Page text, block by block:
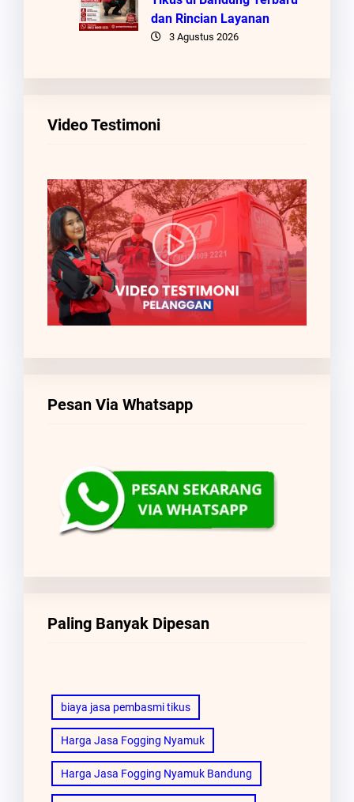
dan Rincian Layanan
3 Agustus 2026
Video Testimoni
Pesan Via Whatsapp
Paling Banyak Dipesan
biaya jasa pembasmi tikus
Harga Jasa Fogging Nyamuk
Harga Jasa Fogging Nyamuk Bandung